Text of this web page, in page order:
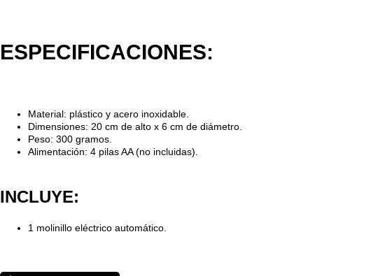
ESPECIFICACIONES:
Material: plástico y acero inoxidable.
Dimensiones: 20 cm de alto x 6 cm de diámetro.
Peso: 300 gramos.
Alimentación: 4 pilas AA (no incluidas).
INCLUYE:
1 molinillo eléctrico automático.